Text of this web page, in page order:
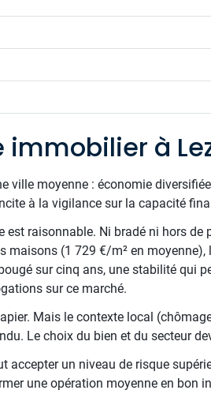
immobilier à
ville moyenne : économie
à la vigilance sur la capacité
raisonnable. Ni bradé ni hors de
maisons (1 729 €/m² en
sur cinq ans, une stabilité qui
sur ce marché.
Mais le contexte local
Le choix du bien et du secteur
accepter un niveau de risque
une opération moyenne en bon